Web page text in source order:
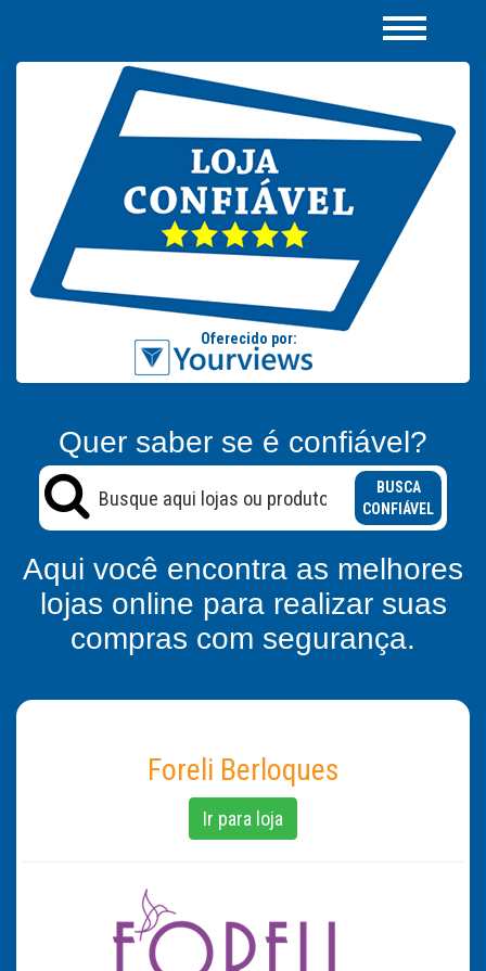
Quer saber se é confiável?
BUSCA
CONFIÁVEL
Aqui você encontra as melhores
lojas online para realizar suas
compras com segurança.
Foreli Berloques
Ir para loja